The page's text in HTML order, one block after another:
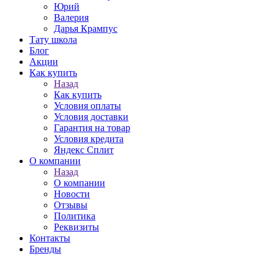
Юрий
Валерия
Дарья Крампус
Тату школа
Блог
Акции
Как купить
Назад
Как купить
Условия оплаты
Условия доставки
Гарантия на товар
Условия кредита
Яндекс Сплит
О компании
Назад
О компании
Новости
Отзывы
Политика
Реквизиты
Контакты
Бренды